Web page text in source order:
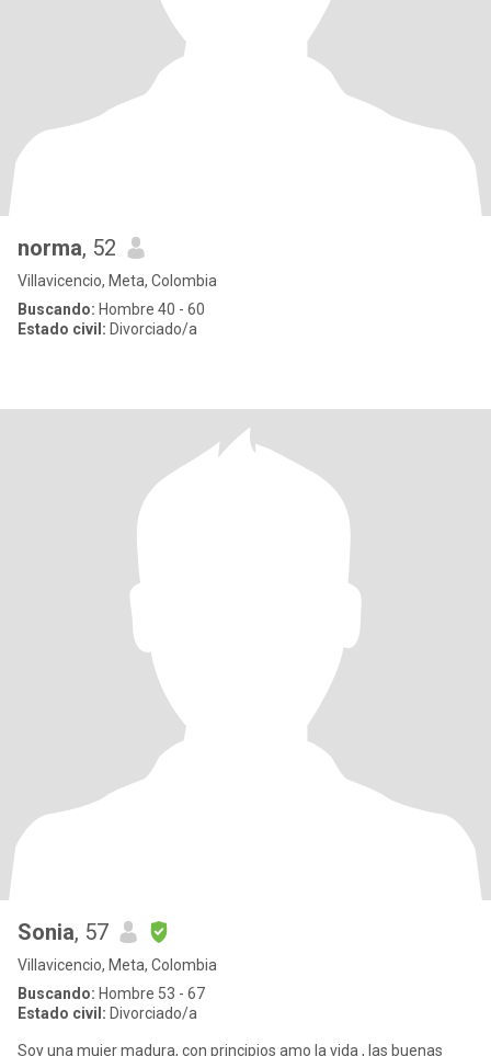
norma, 52
Villavicencio, Meta, Colombia
Buscando: Hombre 40 - 60
Estado civil: Divorciado/a
Sonia, 57
Villavicencio, Meta, Colombia
Buscando: Hombre 53 - 67
Estado civil: Divorciado/a
Soy una mujer madura, con principios amo la vida , las buenas